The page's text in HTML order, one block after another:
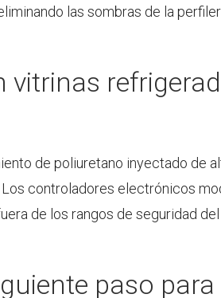
las sombras de la
vitrinas
de poliuretano inyectado de
controladores electrónicos
de los rangos de seguridad
paso